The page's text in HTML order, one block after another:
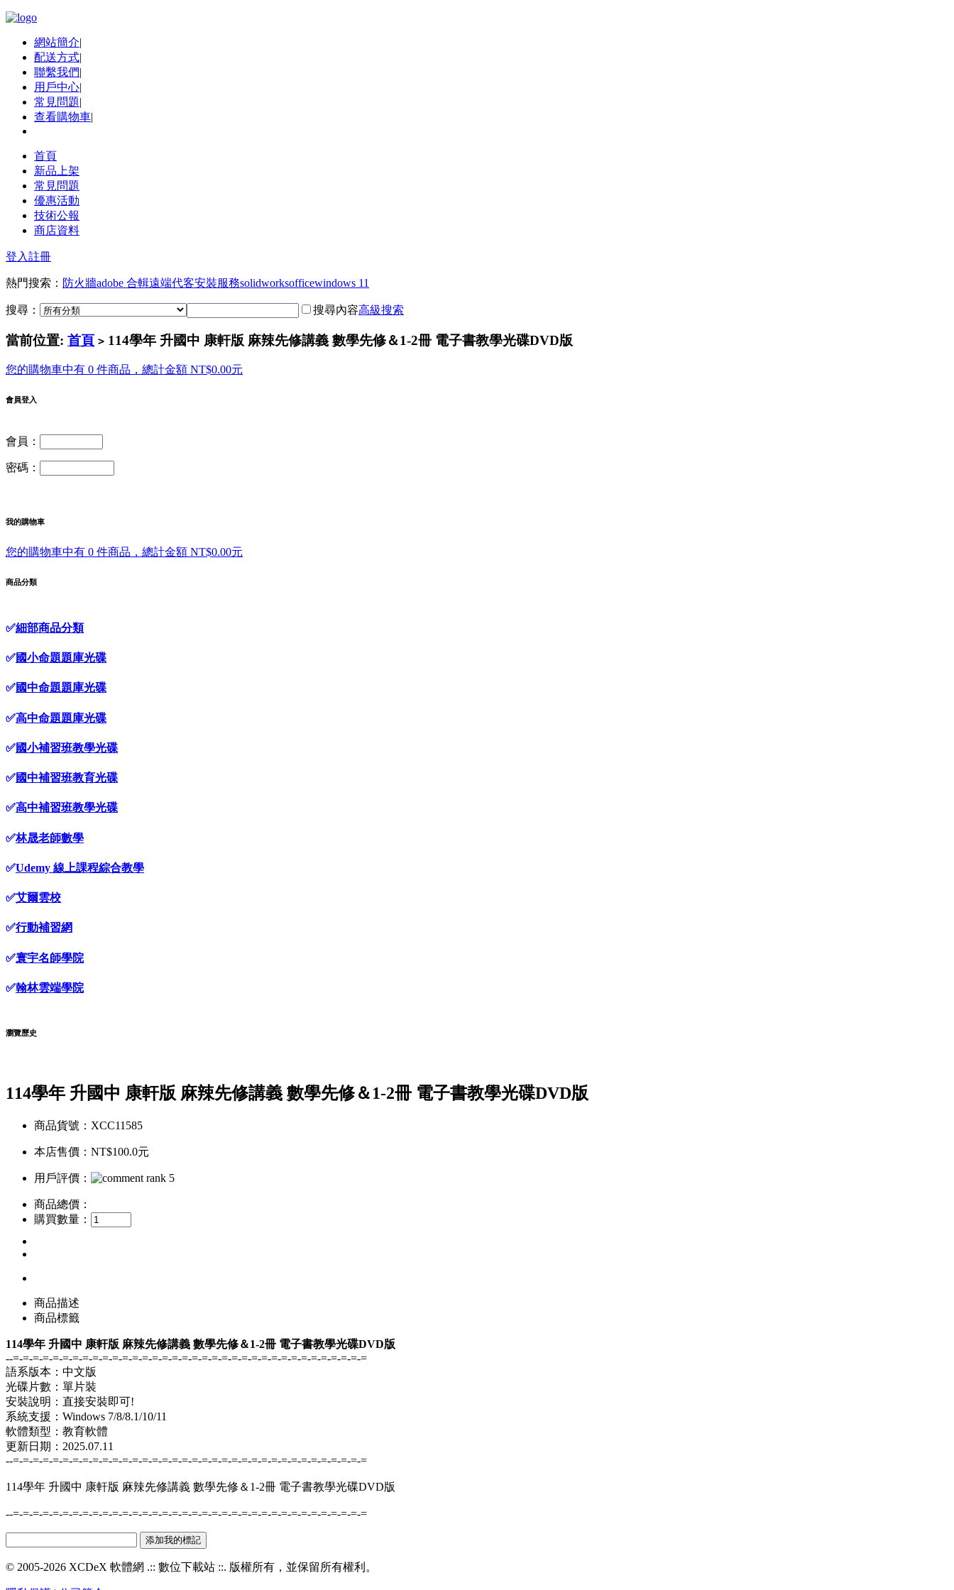
網站簡介|
配送方式|
聯繫我們|
用戶中心|
常見問題|
查看購物車|
首頁
新品上架
常見問題
優惠活動
技術公報
商店資料
登入註冊
熱門搜索： 防火牆adobe 合輯遠端代客安裝服務solidworksofficewindows 11
搜尋： 搜尋內容高級搜索
當前位置: 首頁 > 114學年 升國中 康軒版 麻辣先修講義 數學先修＆1-2冊 電子書教學光碟DVD版
您的購物車中有 0 件商品，總計金額 NT$0.00元
會員登入
會員：
密碼：
我的購物車
您的購物車中有 0 件商品，總計金額 NT$0.00元
商品分類
✅細部商品分類
✅國小命題題庫光碟
✅國中命題題庫光碟
✅高中命題題庫光碟
✅國小補習班教學光碟
✅國中補習班教育光碟
✅高中補習班教學光碟
✅林晟老師數學
✅Udemy 線上課程綜合教學
✅艾爾雲校
✅行動補習網
✅寰宇名師學院
✅翰林雲端學院
瀏覽歷史
114學年 升國中 康軒版 麻辣先修講義 數學先修＆1-2冊 電子書教學光碟DVD版
商品貨號：XCC11585
本店售價： NT$100.0元
用戶評價：
商品總價：
購買數量：
商品描述
商品標籤
114學年 升國中 康軒版 麻辣先修講義 數學先修＆1-2冊 電子書教學光碟DVD版
--=-=-=-=-=-=-=-=-=-=-=-=-=-=-=-=-=-=-=-=-=-=-=-=-=-=-=-=-=-=-=-=-=-=-=-=
語系版本：中文版
光碟片數：單片裝
安裝說明：直接安裝即可!
系統支援：Windows 7/8/8.1/10/11
軟體類型：教育軟體
更新日期：2025.07.11
--=-=-=-=-=-=-=-=-=-=-=-=-=-=-=-=-=-=-=-=-=-=-=-=-=-=-=-=-=-=-=-=-=-=-=-=
114學年 升國中 康軒版 麻辣先修講義 數學先修＆1-2冊 電子書教學光碟DVD版
--=-=-=-=-=-=-=-=-=-=-=-=-=-=-=-=-=-=-=-=-=-=-=-=-=-=-=-=-=-=-=-=-=-=-=-=
© 2005-2026 XCDeX 軟體網 .:: 數位下載站 ::. 版權所有，並保留所有權利。